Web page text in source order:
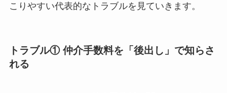
こりやすい代表的なトラブルを見ていきます。
トラブル① 仲介手数料を「後出し」で知らさ
れる